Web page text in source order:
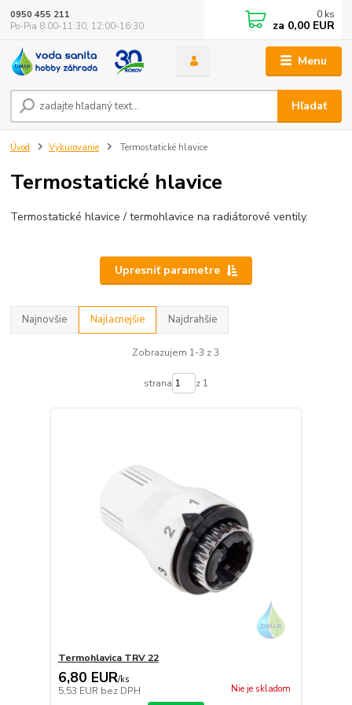
Menu
Hľadať
0950 455 211
Po-Pia 8:00-11:30, 12:00-16:30
0 ks
za 0,00 EUR
Úvod Vykurovanie Termostatické hlavice
Termostatické hlavice
Termostatické hlavice / termohlavice na radiátorové ventily.
Upresniť parametre
Najnovšie Najlacnejšie Najdrahšie
Zobrazujem 1-3 z 3
strana z 1
Termohlavica TRV 22
6,80 EUR/ks
5,53 EUR bez DPH Nie je skladom